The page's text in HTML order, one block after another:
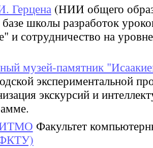
Герцена(НИИ общего
школы разработок
и сотрудничество на
музей-памятник
экспериментальной
экскурсий и
Факультет